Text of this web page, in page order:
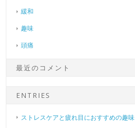
緩和
趣味
頭痛
最近のコメント
ENTRIES
ストレスケアと疲れ目におすすめの趣味